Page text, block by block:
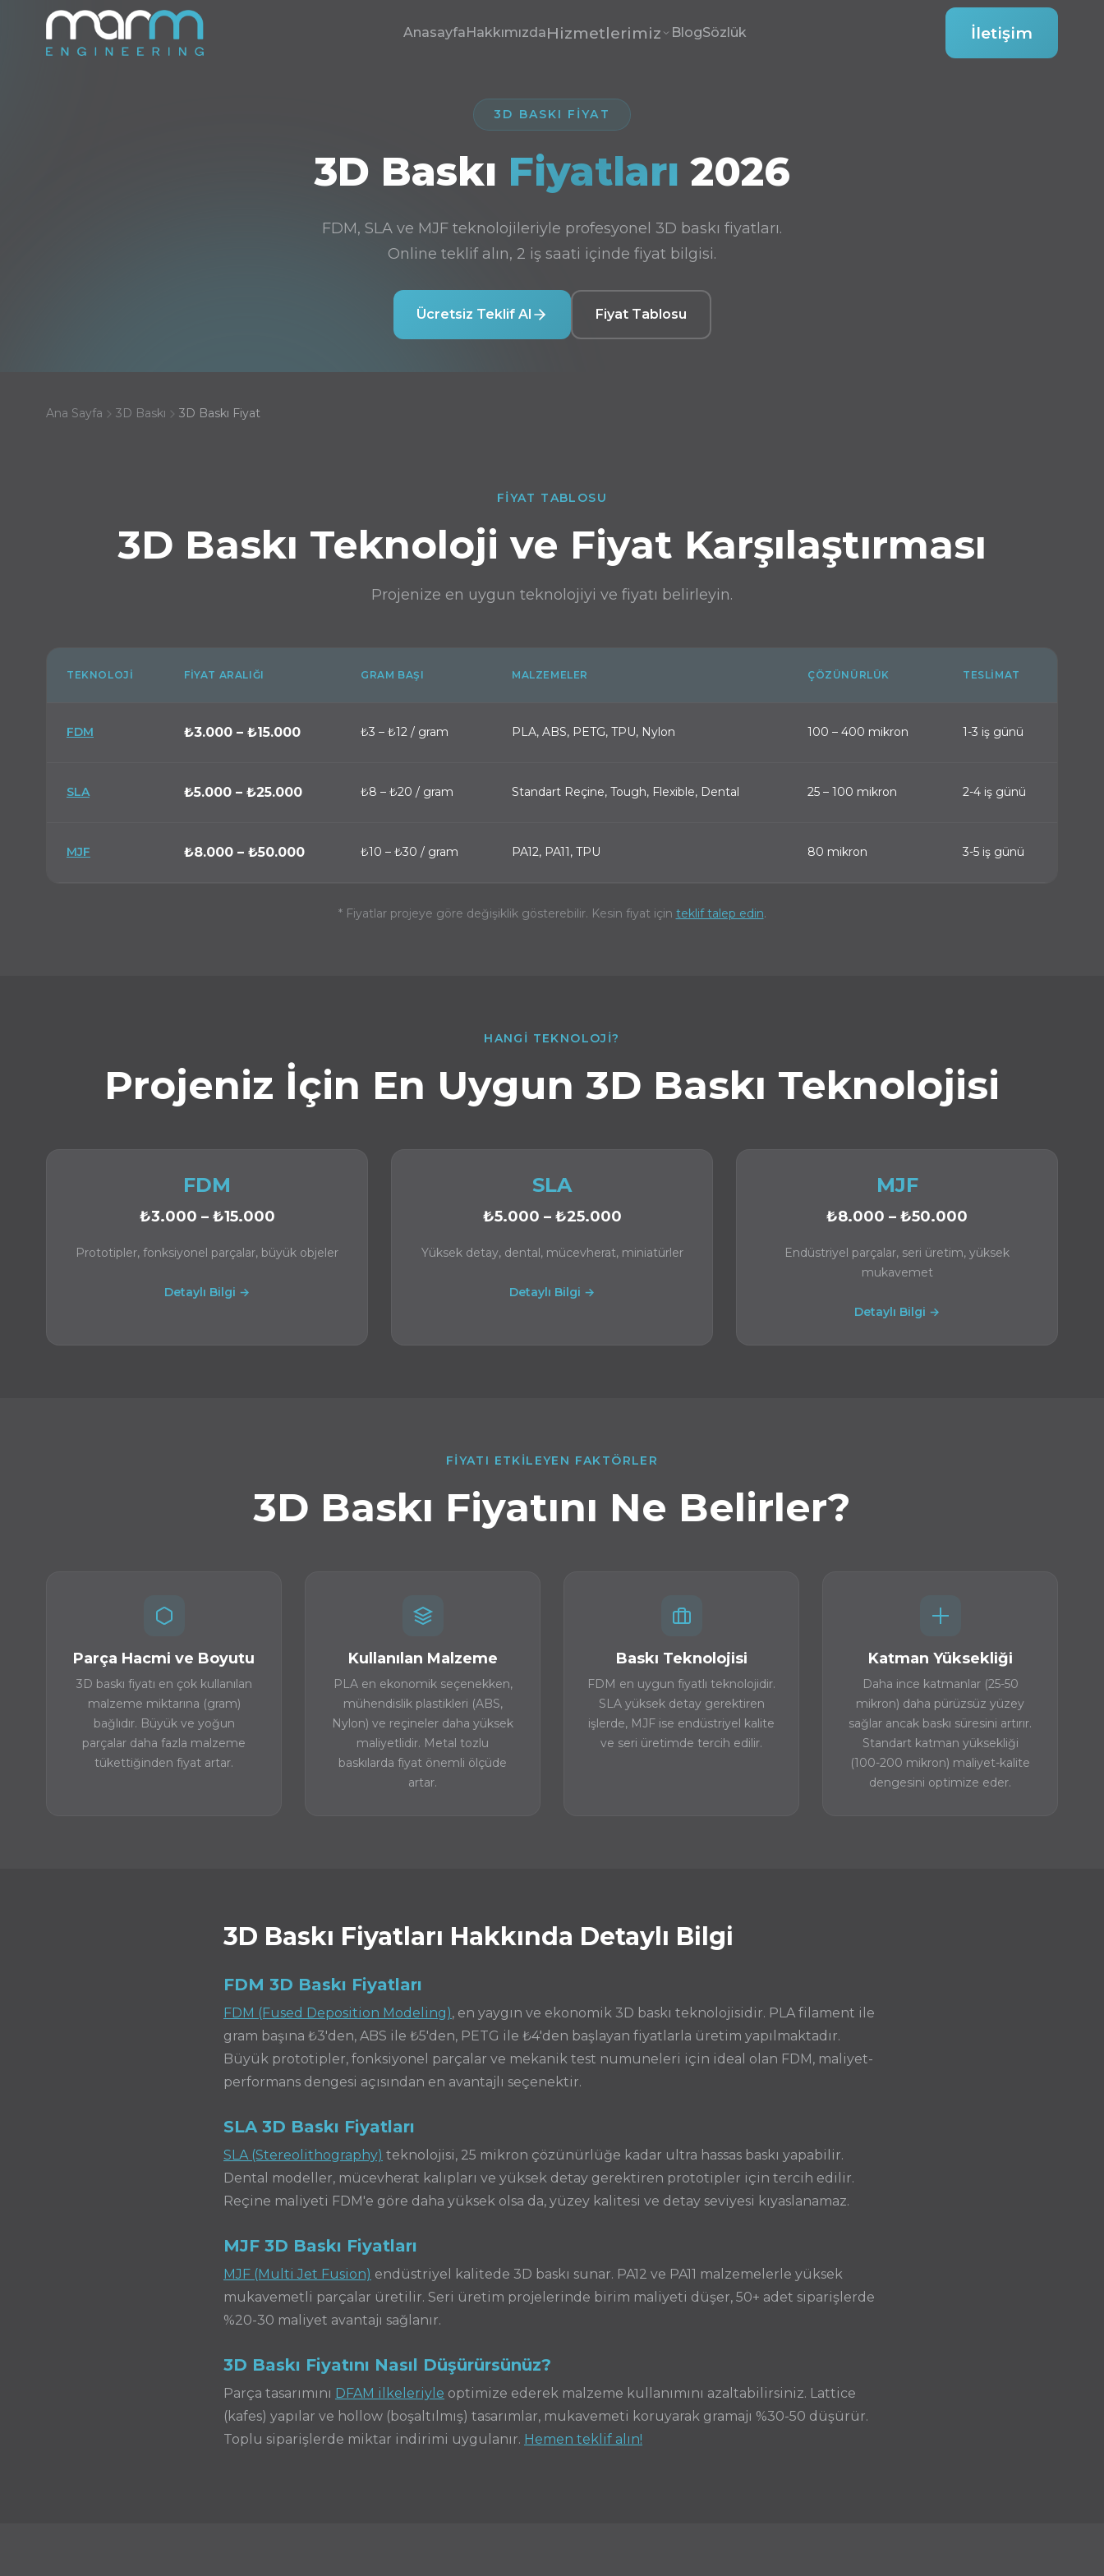
AnasayfaHakkımızdaHizmetlerimiz BlogSözlük İletişim
3D BASKI FIYAT
3D Baskı Fiyatları 2026
FDM, SLA ve MJF teknolojileriyle profesyonel 3D baskı fiyatları.
Online teklif alın, 2 iş saati içinde fiyat bilgisi.
Ücretsiz Teklif Al Fiyat Tablosu
Ana Sayfa 3D Baskı 3D Baskı Fiyat
FIYAT TABLOSU
3D Baskı Teknoloji ve Fiyat Karşılaştırması
Projenize en uygun teknolojiyi ve fiyatı belirleyin.
TEKNOLOJI FIYAT ARALIĞI GRAM BAŞI MALZEMELER ÇÖZÜNÜRLÜK TESLIMAT
FDM ₺3.000 – ₺15.000 ₺3 – ₺12 / gram PLA, ABS, PETG, TPU, Nylon 100 – 400 mikron 1-3 iş günü
SLA ₺5.000 – ₺25.000 ₺8 – ₺20 / gram Standart Reçine, Tough, Flexible, Dental 25 – 100 mikron 2-4 iş günü
MJF ₺8.000 – ₺50.000 ₺10 – ₺30 / gram PA12, PA11, TPU 80 mikron 3-5 iş günü
* Fiyatlar projeye göre değişiklik gösterebilir. Kesin fiyat için teklif talep edin.
HANGI TEKNOLOJI?
Projeniz İçin En Uygun 3D Baskı Teknolojisi
FDM
₺3.000 – ₺15.000
Prototipler, fonksiyonel parçalar, büyük objeler
Detaylı Bilgi →
SLA
₺5.000 – ₺25.000
Yüksek detay, dental, mücevherat, miniatürler
Detaylı Bilgi →
MJF
₺8.000 – ₺50.000
Endüstriyel parçalar, seri üretim, yüksek
mukavemet
Detaylı Bilgi →
FIYATI ETKILEYEN FAKTÖRLER
3D Baskı Fiyatını Ne Belirler?
Parça Hacmi ve Boyutu
3D baskı fiyatı en çok kullanılan
malzeme miktarına (gram)
bağlıdır. Büyük ve yoğun
parçalar daha fazla malzeme
tükettiğinden fiyat artar.
Kullanılan Malzeme
PLA en ekonomik seçenekken,
mühendislik plastikleri (ABS,
Nylon) ve reçineler daha yüksek
maliyetlidir. Metal tozlu
baskılarda fiyat önemli ölçüde
artar.
Baskı Teknolojisi
FDM en uygun fiyatlı teknolojidir.
SLA yüksek detay gerektiren
işlerde, MJF ise endüstriyel kalite
ve seri üretimde tercih edilir.
Katman Yüksekliği
Daha ince katmanlar (25-50
mikron) daha pürüzsüz yüzey
sağlar ancak baskı süresini artırır.
Standart katman yüksekliği
(100-200 mikron) maliyet-kalite
dengesini optimize eder.
3D Baskı Fiyatları Hakkında Detaylı Bilgi
FDM 3D Baskı Fiyatları
FDM (Fused Deposition Modeling), en yaygın ve ekonomik 3D baskı teknolojisidir. PLA filament ile
gram başına ₺3'den, ABS ile ₺5'den, PETG ile ₺4'den başlayan fiyatlarla üretim yapılmaktadır.
Büyük prototipler, fonksiyonel parçalar ve mekanik test numuneleri için ideal olan FDM, maliyet-
performans dengesi açısından en avantajlı seçenektir.
SLA 3D Baskı Fiyatları
SLA (Stereolithography) teknolojisi, 25 mikron çözünürlüğe kadar ultra hassas baskı yapabilir.
Dental modeller, mücevherat kalıpları ve yüksek detay gerektiren prototipler için tercih edilir.
Reçine maliyeti FDM'e göre daha yüksek olsa da, yüzey kalitesi ve detay seviyesi kıyaslanamaz.
MJF 3D Baskı Fiyatları
MJF (Multi Jet Fusion) endüstriyel kalitede 3D baskı sunar. PA12 ve PA11 malzemelerle yüksek
mukavemetli parçalar üretilir. Seri üretim projelerinde birim maliyeti düşer, 50+ adet siparişlerde
%20-30 maliyet avantajı sağlanır.
3D Baskı Fiyatını Nasıl Düşürürsünüz?
Parça tasarımını DFAM ilkeleriyle optimize ederek malzeme kullanımını azaltabilirsiniz. Lattice
(kafes) yapılar ve hollow (boşaltılmış) tasarımlar, mukavemeti koruyarak gramajı %30-50 düşürür.
Toplu siparişlerde miktar indirimi uygulanır. Hemen teklif alın!